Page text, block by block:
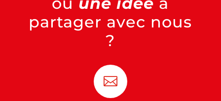
partager avec nous
?
